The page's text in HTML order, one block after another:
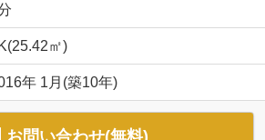
㎡)
年 1月(築10年)